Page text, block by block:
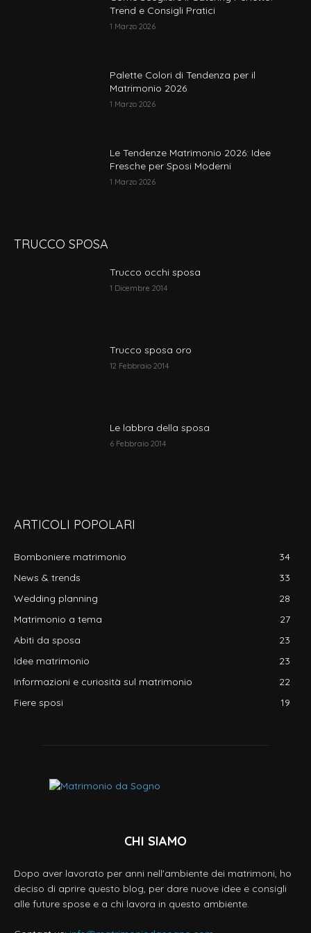
Trend e Consigli Pratici
1 Marzo 2026
Palette Colori di Tendenza per il
Matrimonio 2026
1 Marzo 2026
Le Tendenze Matrimonio 2026: Idee
Fresche per Sposi Moderni
1 Marzo 2026
TRUCCO SPOSA
Trucco occhi sposa
1 Dicembre 2014
Trucco sposa oro
12 Febbraio 2014
Le labbra della sposa
6 Febbraio 2014
ARTICOLI POPOLARI
Bomboniere matrimonio
34
News & trends
33
Wedding planning
28
Matrimonio a tema
27
Abiti da sposa
23
Idee matrimonio
23
Informazioni e curiosità sul matrimonio
22
Fiere sposi
19
CHI SIAMO
Dopo aver lavorato per anni nell'ambiente dei matrimoni, ho
deciso di aprire questo blog, per dare nuove idee e consigli
alle future spose e a chi lavora in questo ambiente.